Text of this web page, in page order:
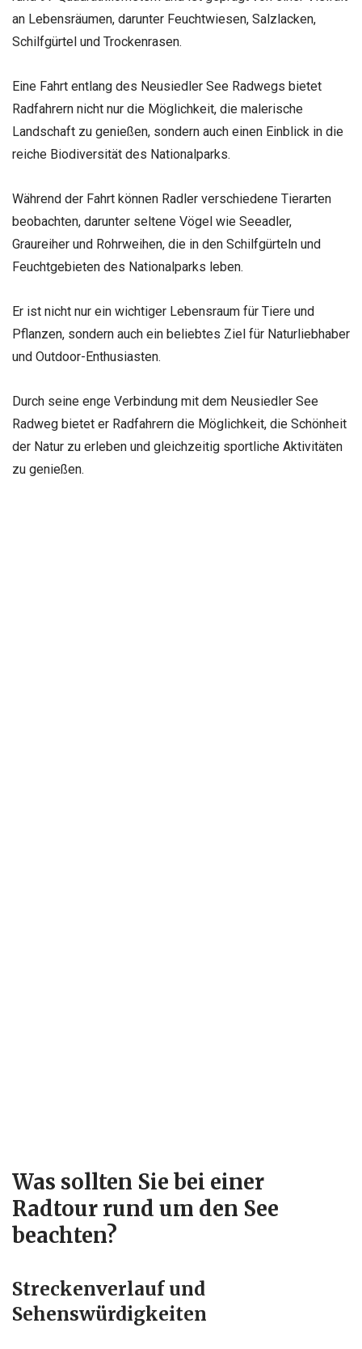
an Lebensräumen, darunter Feuchtwiesen, Salzlacken,
Schilfgürtel und Trockenrasen.
Eine Fahrt entlang des Neusiedler See Radwegs bietet
Radfahrern nicht nur die Möglichkeit, die malerische
Landschaft zu genießen, sondern auch einen Einblick in die
reiche Biodiversität des Nationalparks.
Während der Fahrt können Radler verschiedene Tierarten
beobachten, darunter seltene Vögel wie Seeadler,
Graureiher und Rohrweihen, die in den Schilfgürteln und
Feuchtgebieten des Nationalparks leben.
Er ist nicht nur ein wichtiger Lebensraum für Tiere und
Pflanzen, sondern auch ein beliebtes Ziel für Naturliebhaber
und Outdoor-Enthusiasten.
Durch seine enge Verbindung mit dem Neusiedler See
Radweg bietet er Radfahrern die Möglichkeit, die Schönheit
der Natur zu erleben und gleichzeitig sportliche Aktivitäten
zu genießen.
Was sollten Sie bei einer
Radtour rund um den See
beachten?
Streckenverlauf und
Sehenswürdigkeiten